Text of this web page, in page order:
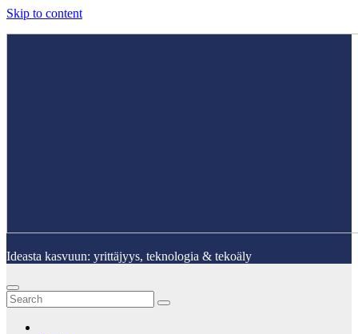
Skip to content
Ideasta kasvuun: yrittäjyys, teknologia & tekoäly